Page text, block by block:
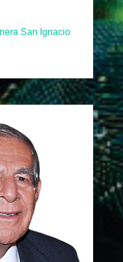
San Ignacio